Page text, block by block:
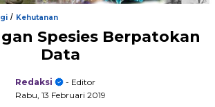
/ Kehutanan
Spesies Berpatokan
Data
Redaksi
- Editor
Rabu, 13 Februari 2019